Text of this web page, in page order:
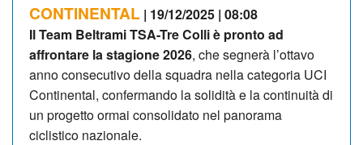
CONTINENTAL | 19/12/2025 | 08:08
Il Team Beltrami TSA-Tre Colli è pronto ad
affrontare la stagione 2026, che segnerà l’ottavo
anno consecutivo della squadra nella categoria UCI
Continental, confermando la solidità e la continuità di
un progetto ormai consolidato nel panorama
ciclistico nazionale.